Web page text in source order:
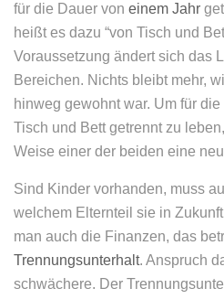
für die Dauer von einem Jahr
heißt es dazu “von Tisch und
Voraussetzung ändert sich das
Bereichen. Nichts bleibt mehr,
hinweg gewohnt war. Um für
Tisch und Bett getrennt zu
Weise einer der beiden eine
Sind Kinder vorhanden, muss
welchem Elternteil sie in
man auch die Finanzen, das
Trennungsunterhalt. Anspruch
schwächere. Der